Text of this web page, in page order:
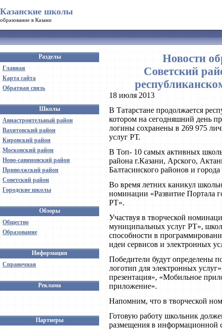
Казанские школы
образование в Казани
Разделы
Главная
Карта сайта
Обратная связь
Школы
Авиастроительный район
Вахитовский район
Кировский район
Московский район
Ново-савиновский район
Приволжский район
Советский район
Городские школы
Обзоры
Общество
Образование
Информация
Справочная
Реклама
Партнеры
Новости
Советский
18 июля 2013
В Татарстане продолжается
котором на сегодняшний день
логины сохранены в 269 975
услуг РТ.
В Топ- 10 самых активных
района г.Казани, Арского,
Балтасинского районов и
Во время летних каникул
номинации «Развитие Портала
РТ».
Участвуя в творческой
муниципальных услуг РТ»,
способности в
идеи сервисов и электронных
Победители будут определены
логотип для электронных
презентация», «Мобильное
приложение».
Напомним, что в творческой
Готовую работу школьник
размещения в информационной